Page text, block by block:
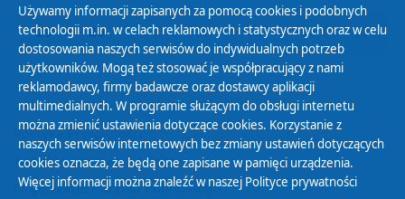
29 30 01 02 03 04 05
Polityka Prywatności
Zasady korzystania z Serwisu
Organizacje Pożytku Publicznego
Używamy informacji zapisanych za pomocą cookies i podobnych
technologii m.in. w celach reklamowych i statystycznych oraz w celu
dostosowania naszych serwisów do indywidualnych potrzeb
użytkowników. Mogą też stosować je współpracujący z nami
reklamodawcy, firmy badawcze oraz dostawcy aplikacji
multimedialnych. W programie służącym do obsługi internetu
można zmienić ustawienia dotyczące cookies. Korzystanie z
naszych serwisów internetowych bez zmiany ustawień dotyczących
cookies oznacza, że będą one zapisane w pamięci urządzenia.
Więcej informacji można znaleźć w naszej Polityce prywatności